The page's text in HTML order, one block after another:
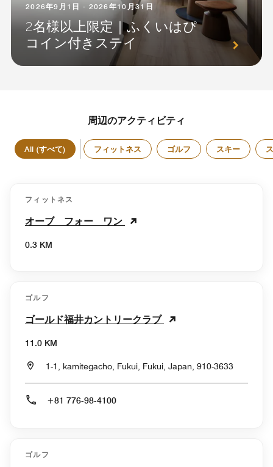
2026年9月1日 - 2026年10月31日
2名様以上限定｜ふくいはぴ
コイン付きステイ
周辺のアクティビティ
All (すべて) フィットネス ゴルフ スキー
フィットネス
オーブ フォー ワン
0.3 KM
ゴルフ
ゴールド福井カントリークラブ
11.0 KM
1-1, kamitegacho, Fukui, Fukui, Japan, 910-3633
+81 776-98-4100
ゴルフ